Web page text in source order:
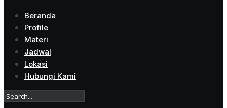
Beranda
Profile
Materi
Jadwal
Lokasi
Hubungi Kami